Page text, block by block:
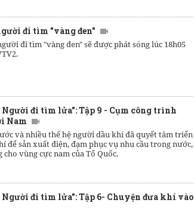
đi tìm "vàng đen"
đi tìm "vàng đen" sẽ được phát sóng lúc 18h05
đi tìm lửa": Tập 9 - Cụm công trình
Nam
và nhiều thế hệ người dầu khí đã quyết tâm triển
để sản xuất điện, đạm phục vụ nhu cầu trong nước,
vùng cực nam của Tổ Quốc.
đi tìm lửa”: Tập 6- Chuyện đưa khí vào